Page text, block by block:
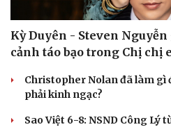
Kỳ Duyên - Steven
cảnh táo bạo trong Chị chị
Christopher Nolan đã làm gì
phải kinh ngạc?
Sao Việt 6-8: NSND Công Lý